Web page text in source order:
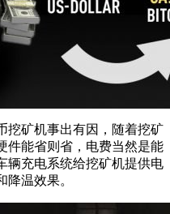
挖矿机事出有因，随着挖矿
件能省则省，电费当然是能
辆充电系统给挖矿机提供电
温效果。